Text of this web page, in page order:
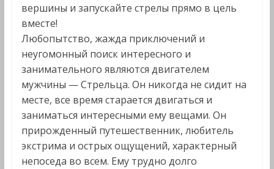
вершины и запускайте стрелы прямо в цель
вместе!
Любопытство, жажда приключений и
неугомонный поиск интересного и
занимательного являются двигателем
мужчины — Стрельца. Он никогда не сидит на
месте, все время старается двигаться и
заниматься интересными ему вещами. Он
прирожденный путешественник, любитель
экстрима и острых ощущений, характерный
непоседа во всем. Ему трудно долго